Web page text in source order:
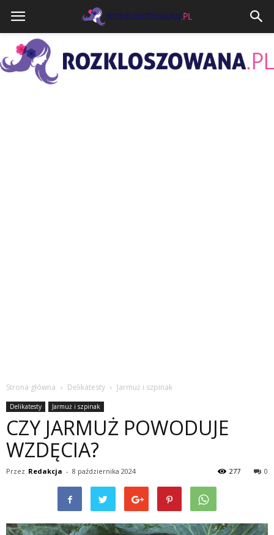
Strona główna Delikatesty Jarmuż i szpinak
Delikatesty Jarmuż i szpinak
CZY JARMUŻ POWODUJE
WZDĘCIA?
Przez Redakcja - 8 października 2024 0
277